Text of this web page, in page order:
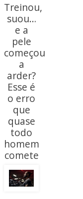
Treinou,
suou…
e a
pele
começou
a
arder?
Esse é
o erro
que
quase
todo
homem
comete